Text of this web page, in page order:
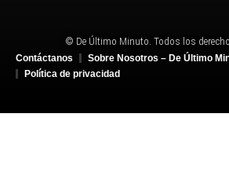
© De Último Minuto. Todos los
Contáctanos
Sobre Nosotros – De Último
Política de privacidad